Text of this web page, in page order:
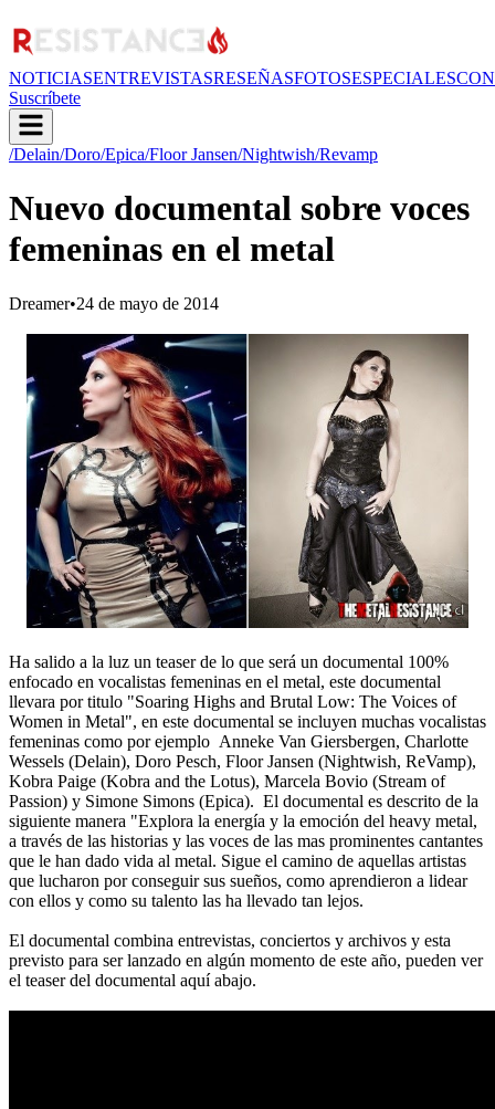
NOTICIASENTREVISTASRESEÑASFOTOSESPECIALES
Suscríbete
/Delain/Doro/Epica/Floor Jansen/Nightwish/Revamp
Nuevo documental sobre voces
femeninas en el metal
Dreamer•24 de mayo de 2014
Ha salido a la luz un teaser de lo que será un documental 100%
enfocado en vocalistas femeninas en el metal, este documental
llevara por titulo "Soaring Highs and Brutal Low: The Voices of
Women in Metal", en este documental se incluyen muchas vocalistas
femeninas como por ejemplo Anneke Van Giersbergen, Charlotte
Wessels (Delain), Doro Pesch, Floor Jansen (Nightwish, ReVamp),
Kobra Paige (Kobra and the Lotus), Marcela Bovio (Stream of
Passion) y Simone Simons (Epica). El documental es descrito de la
siguiente manera "Explora la energía y la emoción del heavy metal,
a través de las historias y las voces de las mas prominentes cantantes
que le han dado vida al metal. Sigue el camino de aquellas artistas
que lucharon por conseguir sus sueños, como aprendieron a lidear
con ellos y como su talento las ha llevado tan lejos.
El documental combina entrevistas, conciertos y archivos y esta
previsto para ser lanzado en algún momento de este año, pueden ver
el teaser del documental aquí abajo.